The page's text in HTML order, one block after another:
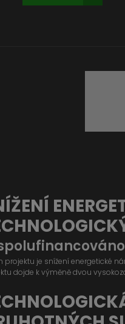
projektu je snížení energetické
dojde k výměně dvou